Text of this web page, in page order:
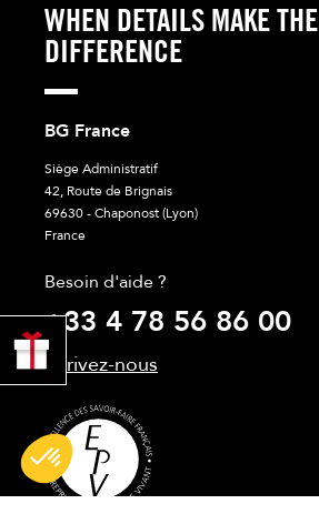
PROFITER
DE 10% !
WHEN DETAILS MAKE THE
DIFFERENCE
BG France
Siège Administratif
42, Route de Brignais
69630 - Chaponost (Lyon)
France
Besoin d'aide ?
+33 4 78 56 86 00
Ecrivez-nous